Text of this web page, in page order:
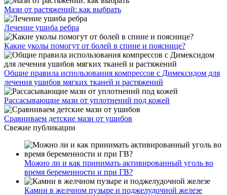
Мази от растяжений: как выбрать
Лечение ушиба ребра
Какие уколы помогут от болей в спине и пояснице?
Общие правила использования компрессов с Димексидом для
лечения ушибов мягких тканей и растяжений
Рассасывающие мази от уплотнений под кожей
Сравниваем детские мази от ушибов
Свежие публикации
Можно ли и как принимать активированный уголь во
время беременности и при ГВ?
Камни в желчном пузыре и поджелудочной железе